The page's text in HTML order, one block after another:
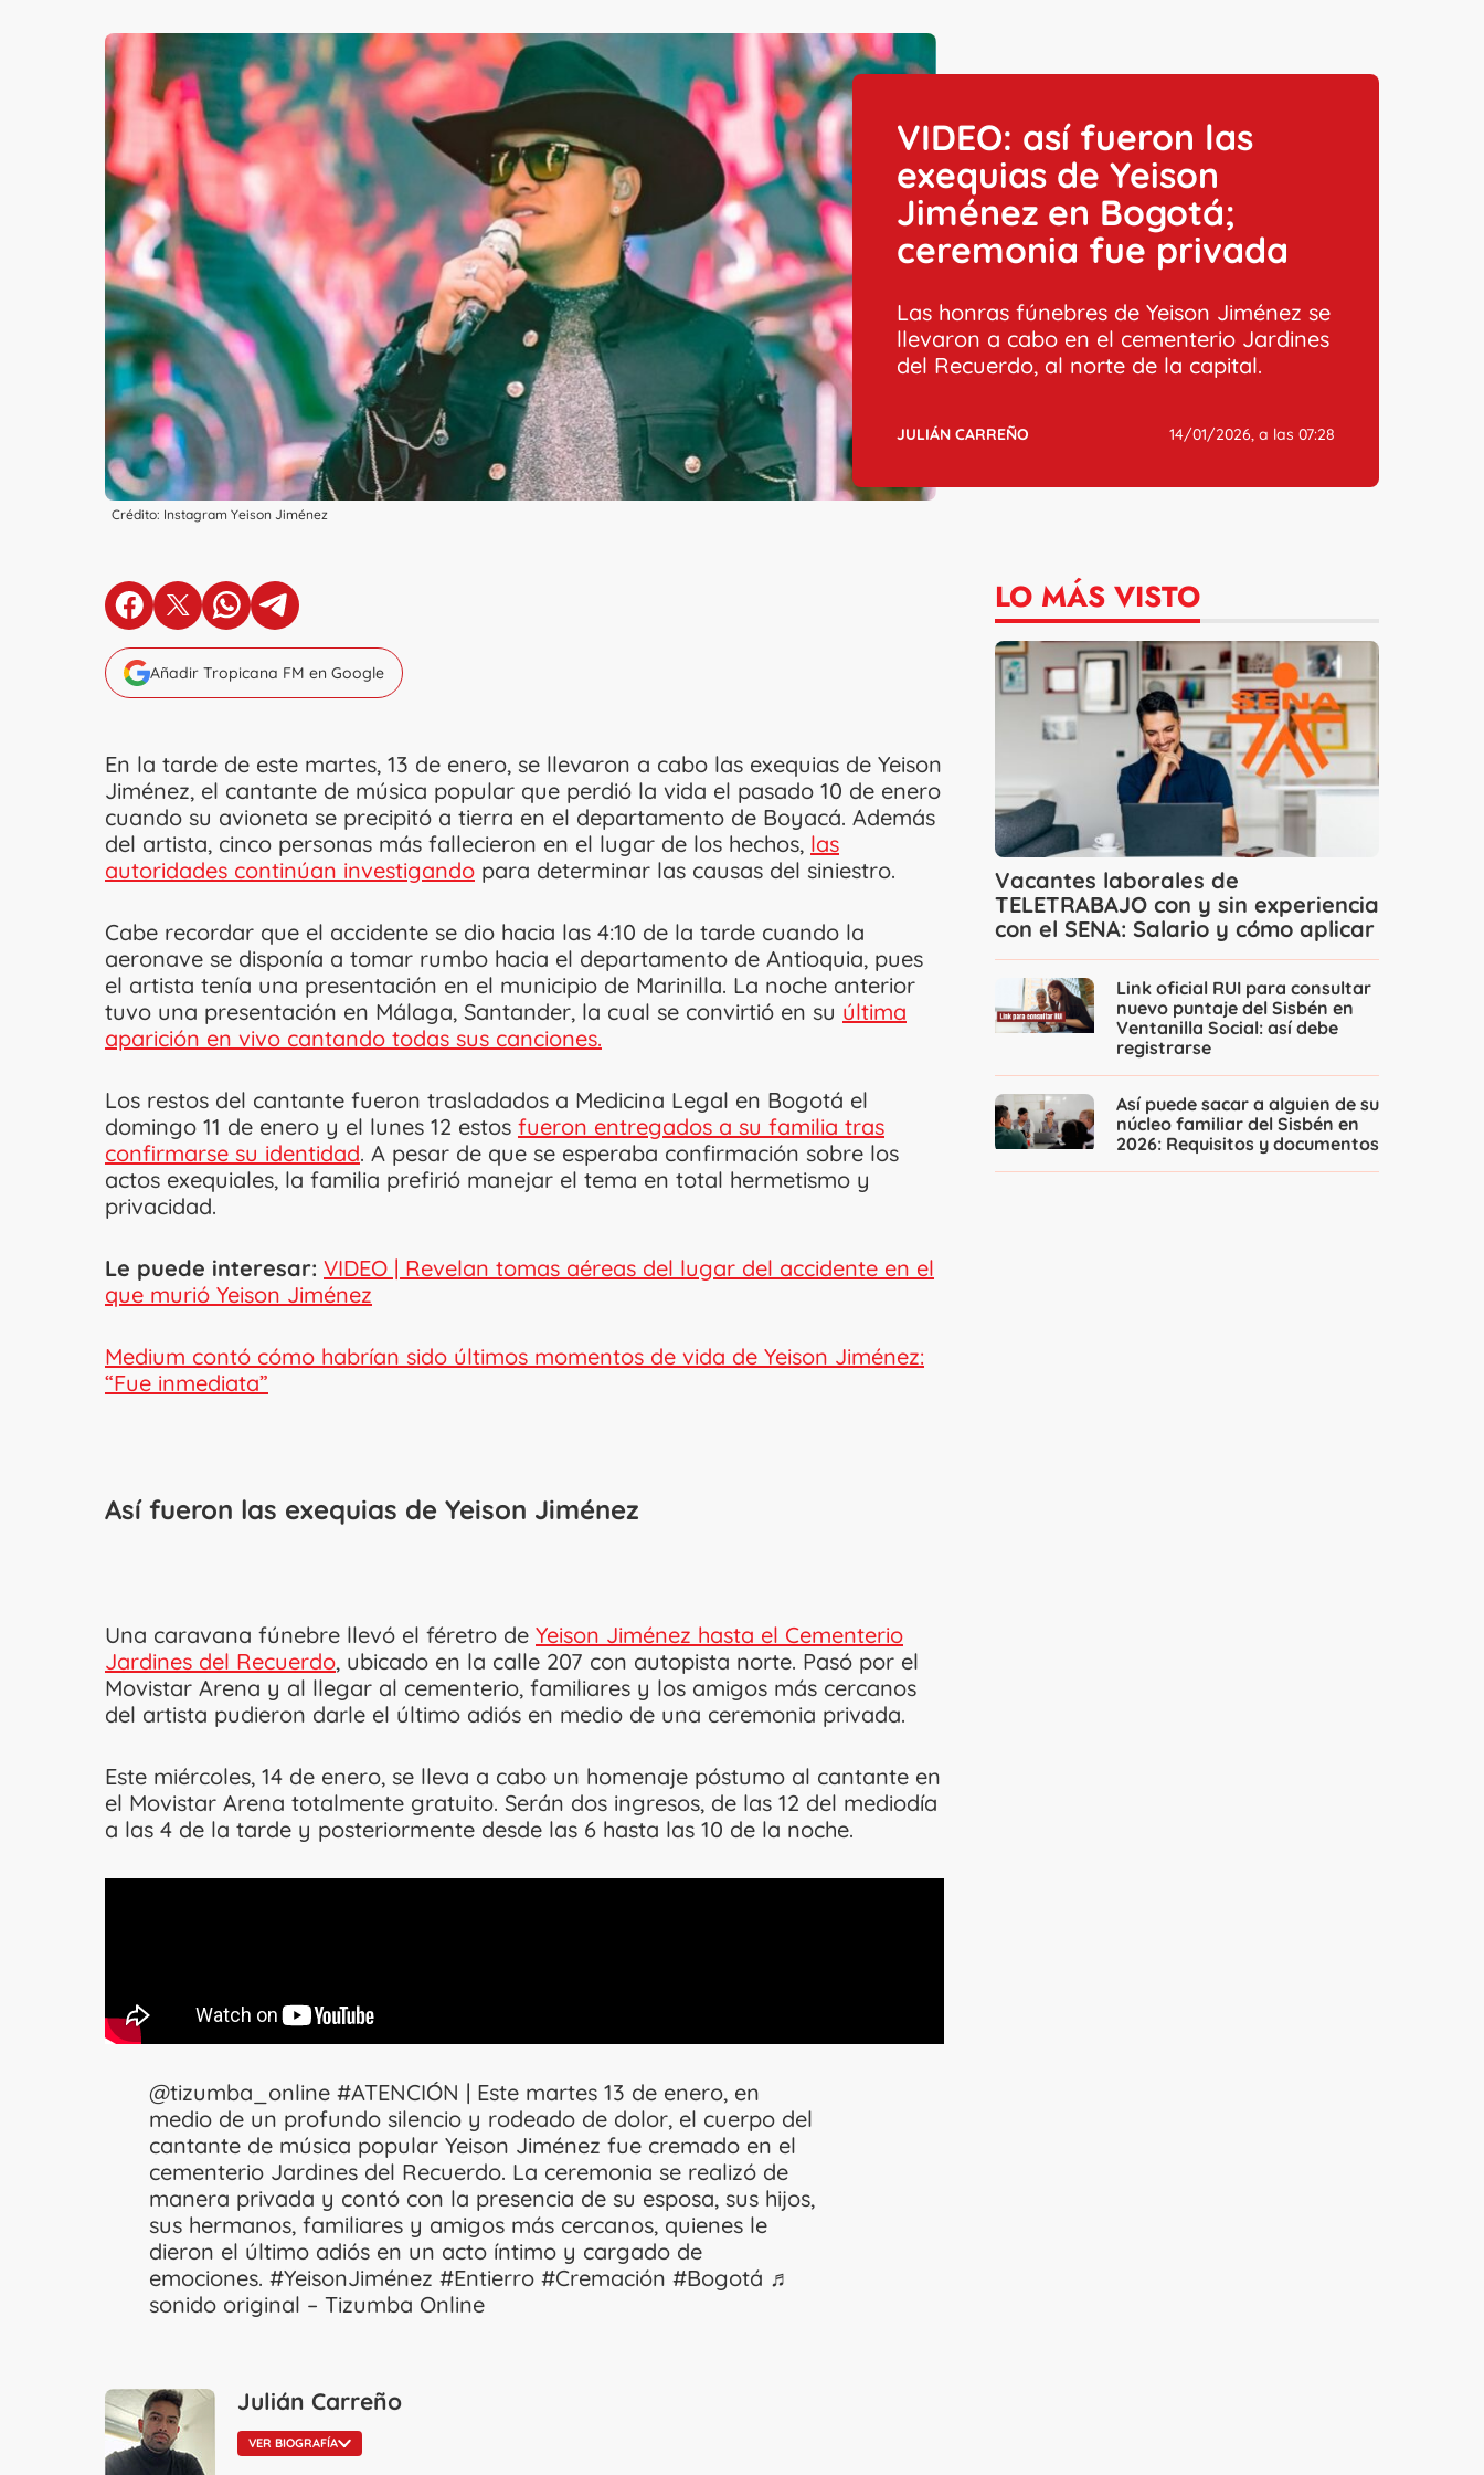
Crédito: Instagram Yeison Jiménez
VIDEO: así fueron las
exequias de Yeison
Jiménez en Bogotá;
ceremonia fue privada
Las honras fúnebres de Yeison Jiménez se
llevaron a cabo en el cementerio Jardines
del Recuerdo, al norte de la capital.
JULIÁN CARREÑO 14/01/2026, a las 07:28
en Facebook
en X en Whatsapp
en Telegram
Añadir Tropicana FM en Google
En la tarde de este martes, 13 de enero, se llevaron a cabo las exequias de Yeison
Jiménez, el cantante de música popular que perdió la vida el pasado 10 de enero
cuando su avioneta se precipitó a tierra en el departamento de Boyacá. Además
del artista, cinco personas más fallecieron en el lugar de los hechos, las
autoridades continúan investigando para determinar las causas del siniestro.
Cabe recordar que el accidente se dio hacia las 4:10 de la tarde cuando la
aeronave se disponía a tomar rumbo hacia el departamento de Antioquia, pues
el artista tenía una presentación en el municipio de Marinilla. La noche anterior
tuvo una presentación en Málaga, Santander, la cual se convirtió en su última
aparición en vivo cantando todas sus canciones.
Los restos del cantante fueron trasladados a Medicina Legal en Bogotá el
domingo 11 de enero y el lunes 12 estos fueron entregados a su familia tras
confirmarse su identidad. A pesar de que se esperaba confirmación sobre los
actos exequiales, la familia prefirió manejar el tema en total hermetismo y
privacidad.
Le puede interesar: VIDEO | Revelan tomas aéreas del lugar del accidente en el
que murió Yeison Jiménez
Medium contó cómo habrían sido últimos momentos de vida de Yeison Jiménez:
“Fue inmediata”
Así fueron las exequias de Yeison Jiménez
Una caravana fúnebre llevó el féretro de Yeison Jiménez hasta el Cementerio
Jardines del Recuerdo, ubicado en la calle 207 con autopista norte. Pasó por el
Movistar Arena y al llegar al cementerio, familiares y los amigos más cercanos
del artista pudieron darle el último adiós en medio de una ceremonia privada.
Este miércoles, 14 de enero, se lleva a cabo un homenaje póstumo al cantante en
el Movistar Arena totalmente gratuito. Serán dos ingresos, de las 12 del mediodía
a las 4 de la tarde y posteriormente desde las 6 hasta las 10 de la noche.
@tizumba_online #ATENCIÓN | Este martes 13 de enero, en
medio de un profundo silencio y rodeado de dolor, el cuerpo del
cantante de música popular Yeison Jiménez fue cremado en el
cementerio Jardines del Recuerdo. La ceremonia se realizó de
manera privada y contó con la presencia de su esposa, sus hijos,
sus hermanos, familiares y amigos más cercanos, quienes le
dieron el último adiós en un acto íntimo y cargado de
emociones. #YeisonJiménez #Entierro #Cremación #Bogotá ♬
sonido original – Tizumba Online
Julián Carreño
VER BIOGRAFÍA
LO MÁS VISTO
Vacantes laborales de
TELETRABAJO con y sin experiencia
con el SENA: Salario y cómo aplicar
Link oficial RUI para consultar
nuevo puntaje del Sisbén en
Ventanilla Social: así debe
registrarse
Así puede sacar a alguien de su
núcleo familiar del Sisbén en
2026: Requisitos y documentos